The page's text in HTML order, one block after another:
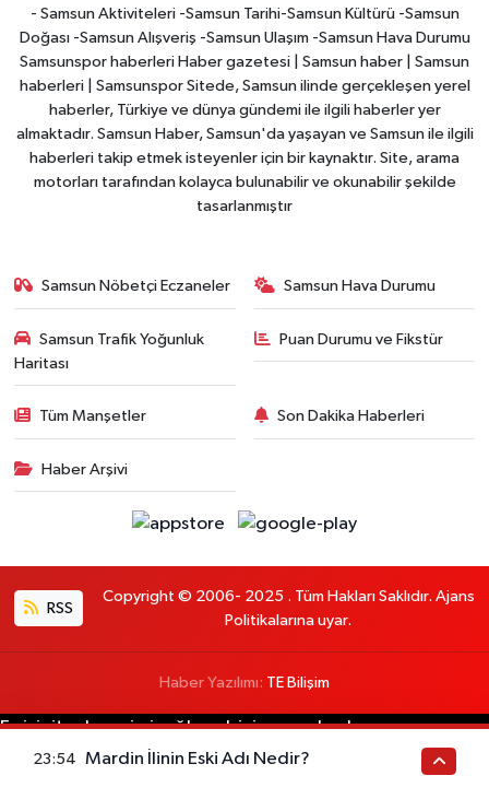
- Samsun Aktiviteleri -Samsun Tarihi-Samsun Kültürü -Samsun
Doğası -Samsun Alışveriş -Samsun Ulaşım -Samsun Hava Durumu
Samsunspor haberleri Haber gazetesi | Samsun haber | Samsun
haberleri | Samsunspor Sitede, Samsun ilinde gerçekleşen yerel
haberler, Türkiye ve dünya gündemi ile ilgili haberler yer
almaktadır. Samsun Haber, Samsun'da yaşayan ve Samsun ile ilgili
haberleri takip etmek isteyenler için bir kaynaktır. Site, arama
motorları tarafından kolayca bulunabilir ve okunabilir şekilde
tasarlanmıştır
Samsun Nöbetçi Eczaneler Samsun Hava Durumu
Samsun Trafik Yoğunluk
Haritası
Puan Durumu ve Fikstür
Tüm Manşetler Son Dakika Haberleri
Haber Arşivi
RSS
Copyright © 2006- 2025 . Tüm Hakları Saklıdır. Ajans
Politikalarına uyar.
Haber Yazılımı: TE Bilişim
En iyi site deneyimi sağlamak için çerezlerden
faydalanıyoruz. Detaylar için lütfenOKUYUN Tamam
23:54 Mardin İlinin Eski Adı Nedir?